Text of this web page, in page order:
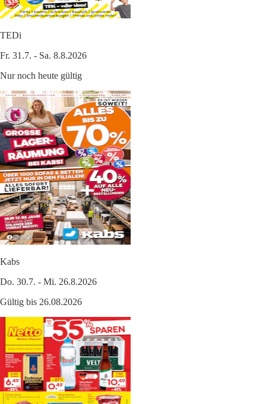
TEDi
Fr. 31.7. - Sa. 8.8.2026
Nur noch heute gültig
Kabs
Do. 30.7. - Mi. 26.8.2026
Gültig bis 26.08.2026